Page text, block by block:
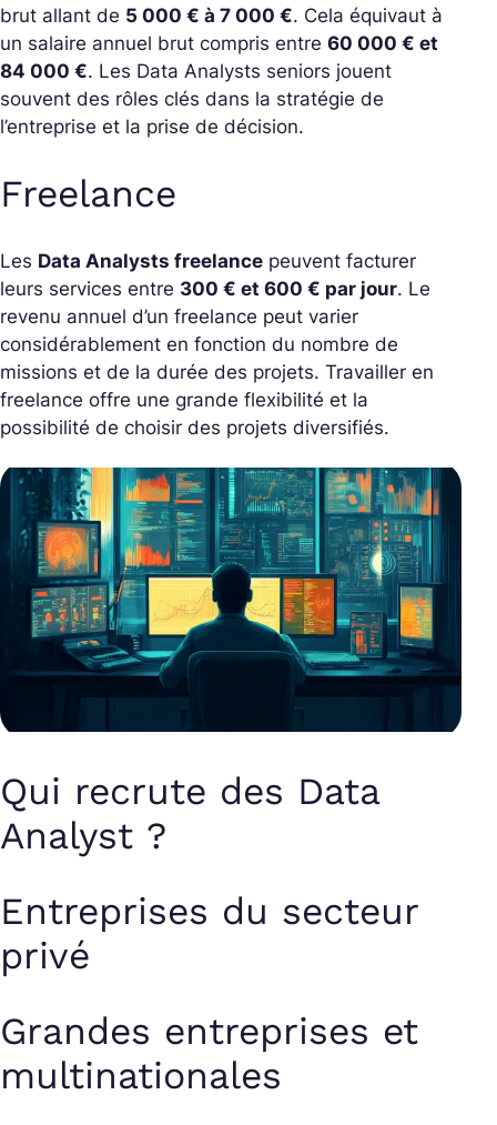
brut allant de 5 000 € à 7 000 €. Cela équivaut à
un salaire annuel brut compris entre 60 000 € et
84 000 €. Les Data Analysts seniors jouent
souvent des rôles clés dans la stratégie de
l’entreprise et la prise de décision.
Freelance
Les Data Analysts freelance peuvent facturer
leurs services entre 300 € et 600 € par jour. Le
revenu annuel d’un freelance peut varier
considérablement en fonction du nombre de
missions et de la durée des projets. Travailler en
freelance offre une grande flexibilité et la
possibilité de choisir des projets diversifiés.
Qui recrute des Data
Analyst ?
Entreprises du secteur
privé
Grandes entreprises et
multinationales